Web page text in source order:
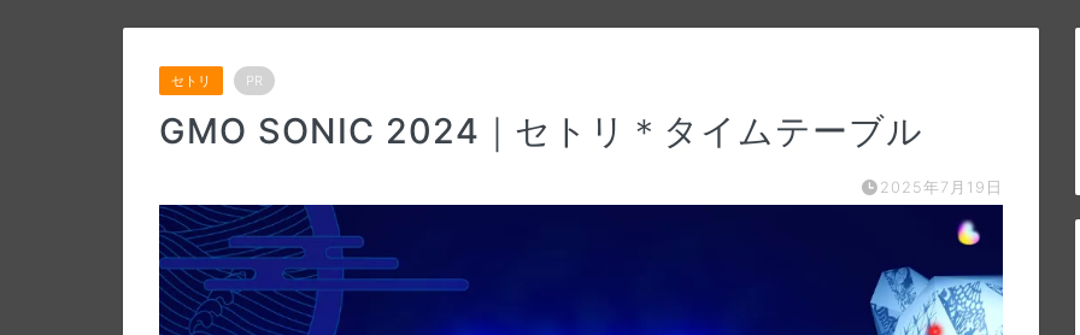
セトリ PR
GMO SONIC 2024｜セトリ＊タイムテーブル
2025年7月19日